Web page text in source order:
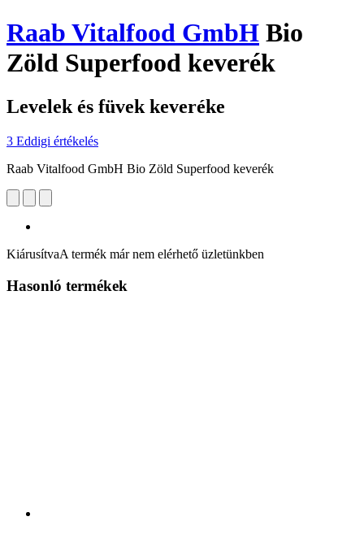
Raab Vitalfood GmbH Bio
Zöld Superfood keverék
Levelek és füvek keveréke
3 Eddigi értékelés
Raab Vitalfood GmbH Bio Zöld Superfood keverék
KiárusítvaA termék már nem elérhető üzletünkben
Hasonló termékek